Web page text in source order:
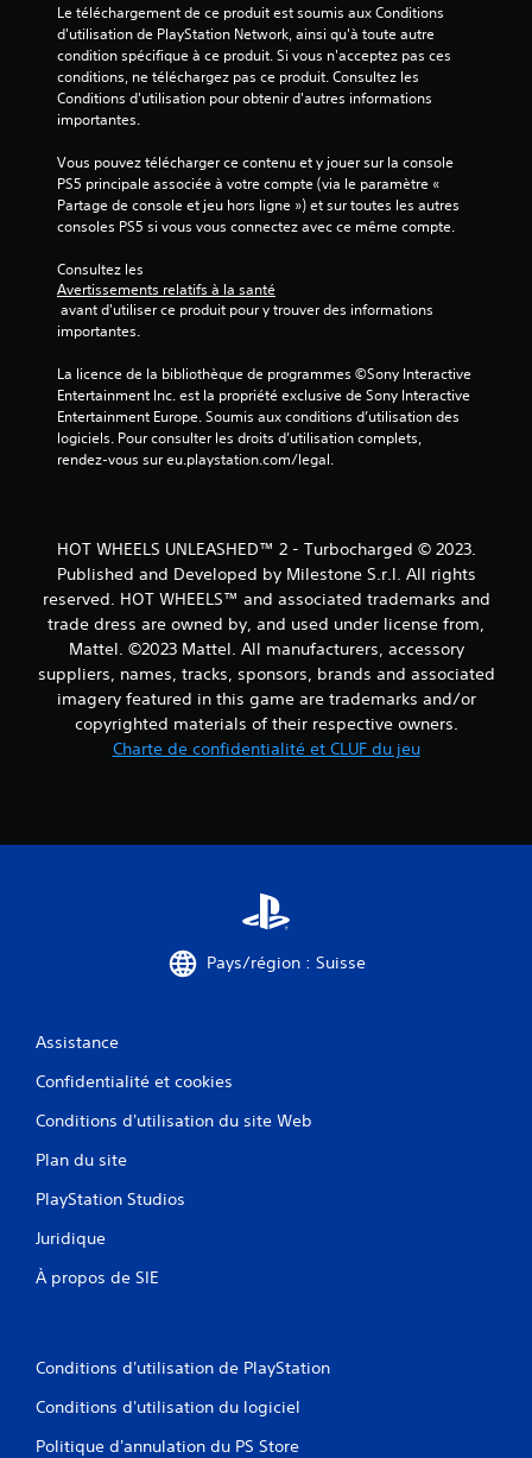
)
Le téléchargement de ce produit est soumis aux Conditions
d'utilisation de PlayStation Network, ainsi qu'à toute autre
condition spécifique à ce produit. Si vous n'acceptez pas ces
conditions, ne téléchargez pas ce produit. Consultez les
Conditions d'utilisation pour obtenir d'autres informations
importantes.
Vous pouvez télécharger ce contenu et y jouer sur la console
PS5 principale associée à votre compte (via le paramètre «
Partage de console et jeu hors ligne ») et sur toutes les autres
consoles PS5 si vous vous connectez avec ce même compte.
Consultez les
Avertissements relatifs à la santé
importantes.
La licence de la bibliothèque de programmes ©Sony Interactive
Entertainment Inc. est la propriété exclusive de Sony Interactive
Entertainment Europe. Soumis aux conditions d’utilisation des
logiciels. Pour consulter les droits d’utilisation complets,
rendez-vous sur eu.playstation.com/legal.
HOT WHEELS UNLEASHED™ 2 - Turbocharged © 2023.
Published and Developed by Milestone S.r.l. All rights
reserved. HOT WHEELS™ and associated trademarks and
trade dress are owned by, and used under license from,
Mattel. ©2023 Mattel. All manufacturers, accessory
suppliers, names, tracks, sponsors, brands and associated
imagery featured in this game are trademarks and/or
copyrighted materials of their respective owners.
Charte de confidentialité et CLUF du jeu
Pays/région : Suisse
Assistance
Confidentialité et cookies
Conditions d'utilisation du site Web
Plan du site
PlayStation Studios
Juridique
À propos de SIE
Conditions d'utilisation de PlayStation
Conditions d'utilisation du logiciel
Politique d'annulation du PS Store